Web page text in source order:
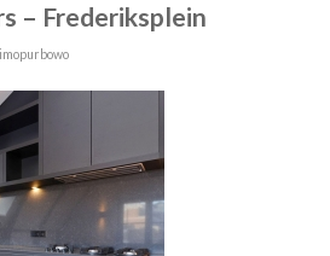
– Frederiksplein